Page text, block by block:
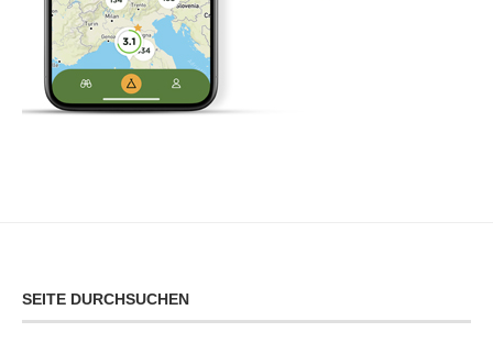
SEITE DURCHSUCHEN